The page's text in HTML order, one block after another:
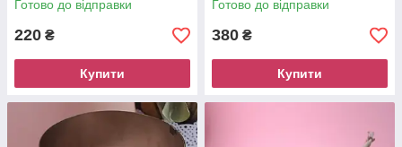
Готово до відправки
220 ₴
Купити
Готово до відправки
380 ₴
Купити